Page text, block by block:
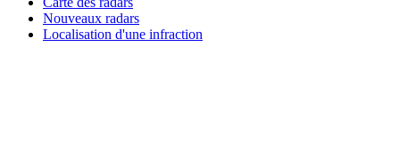
Nouveaux radars
Localisation d'une infraction